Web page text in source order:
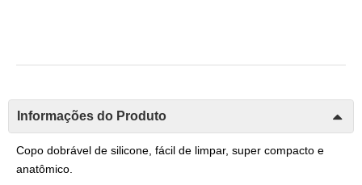
Informações do Produto
Copo dobrável de silicone, fácil de limpar, super compacto e
anatômico.